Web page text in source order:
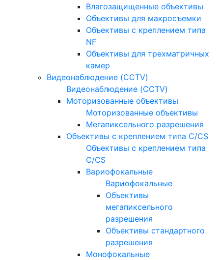
Влагозащищенные объективы
Объективы для макросъемки
Объективы с креплением типа
NF
Объективы для трехматричных
камер
Видеонаблюдение (CCTV)
Видеонаблюдение (CCTV)
Моторизованные объективы
Моторизованные объективы
Мегапиксельного разрешения
Объективы с креплением типа C/CS
Объективы с креплением типа
C/CS
Вариофокальные
Вариофокальные
Объективы
мегапиксельного
разрешения
Объективы стандартного
разрешения
Монофокальные